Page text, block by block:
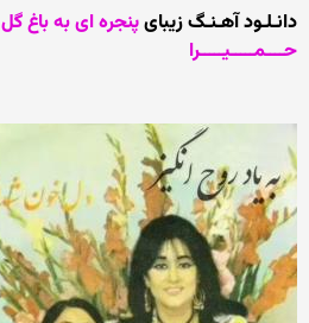
دانـلـود آهـنـگ زیبایپنجره ای به باغ گل
حــــمـــــیـــــرا